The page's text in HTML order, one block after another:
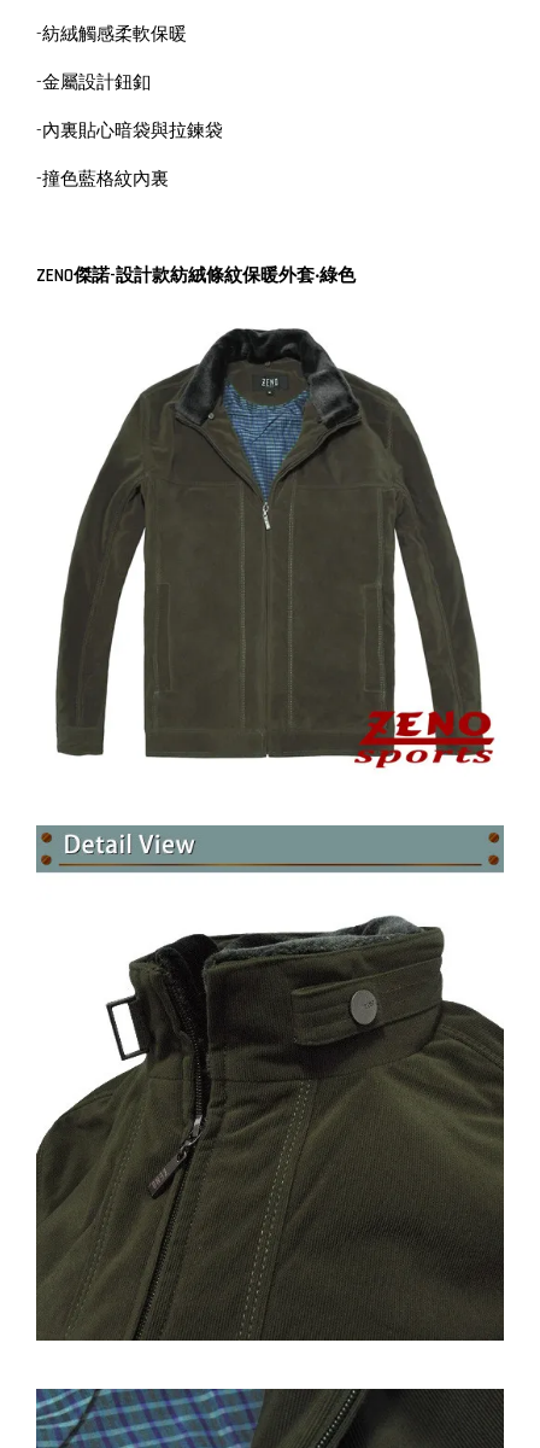
-紡絨觸感柔軟保暖
-金屬設計鈕釦
-內裏貼心暗袋與拉鍊袋
-撞色藍格紋內裏
ZENO傑諾-設計款紡絨條紋保暖外套‧綠色